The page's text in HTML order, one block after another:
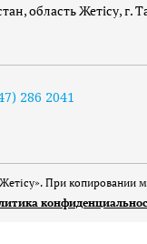
область Жетісу, г.
286 2041
При копировании